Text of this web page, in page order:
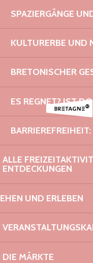
SPAZIERGÄNGE
KULTURERBE UND
BRETONISCHER
ES REGNET? IST
ALLE
ENTDECKUNGEN
UND ERLEBEN
DIE MÄRKTE
15:00 - 18:00
15:00 - 18:00
15:00 - 18:00